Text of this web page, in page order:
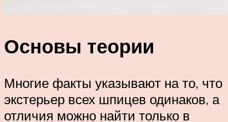
Основы теории
Многие факты указывают на то, что
экстерьер всех шпицев одинаков, а
отличия можно найти только в